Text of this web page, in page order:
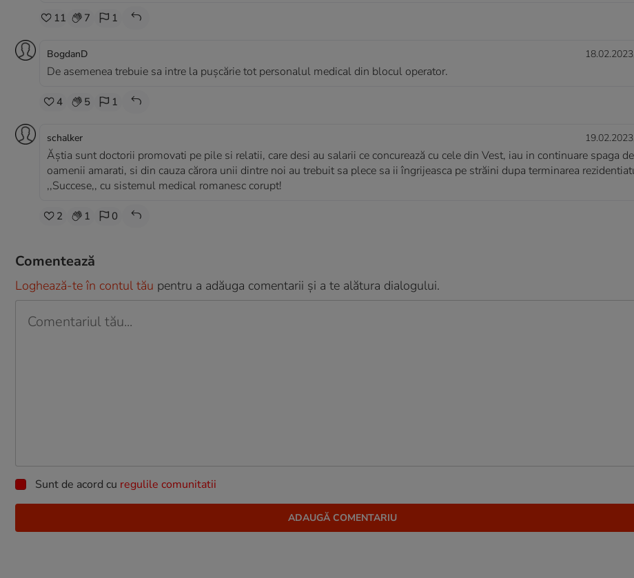
11 7 1
BogdanD
De asemenea trebuie sa intre la pușcărie tot personalul medical din blocul operator.
4 5 1
schalker
Ăștia sunt doctorii promovati pe pile si relatii, care desi au salarii ce concurează cu cele din Vest, iau in continuare spaga
oamenii amarati, si din cauza cărora unii dintre noi au trebuit sa plece sa ii îngrijeasca pe străini dupa terminarea
,,Succese,, cu sistemul medical romanesc corupt!
2 1 0
Comentează
Loghează-te în contul tău pentru a adăuga comentarii și a te alătura dialogului.
Sunt de acord cu regulile comunitatii